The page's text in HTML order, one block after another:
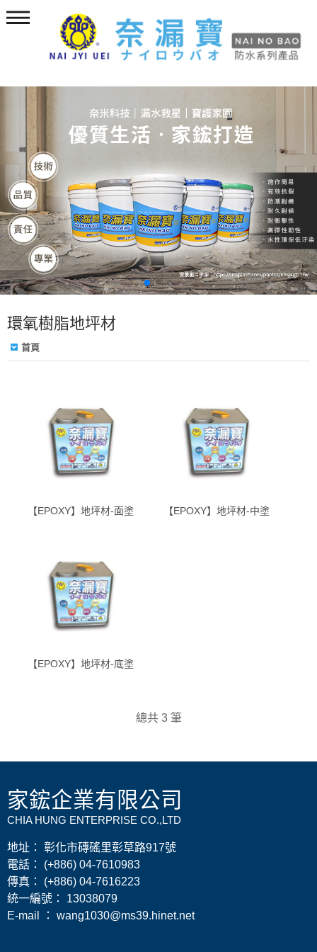
環氧樹脂地坪材
首頁
【EPOXY】地坪材-面塗 【EPOXY】地坪材-中塗
【EPOXY】地坪材-底塗
總共 3 筆
家鋐企業有限公司
CHIA HUNG ENTERPRISE CO.,LTD
地址： 彰化市磚磘里彰草路917號
電話： (+886) 04-7610983
傳真： (+886) 04-7616223
​統一編號： 13038079
E-mail ： wang1030@ms39.hinet.net